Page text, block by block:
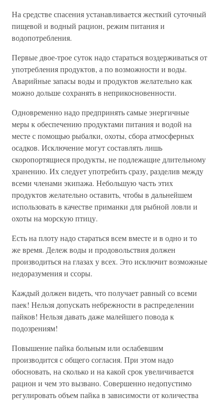
На средстве спасения устанавливается жесткий суточный
пищевой и водный рацион, режим питания и
водопотребления.
Первые двое-трое суток надо стараться воздерживаться от
употребления продуктов, а по возможности и воды.
Аварийные запасы воды и продуктов желательно как
можно дольше сохранять в неприкосновенности.
Одновременно надо предпринять самые энергичные
меры к обеспечению продуктами питания и водой на
месте с помощью рыбалки, охоты, сбора атмосферных
осадков. Исключение могут составлять лишь
скоропортящиеся продукты, не подлежащие длительному
хранению. Их следует употребить сразу, разделив между
всеми членами экипажа. Небольшую часть этих
продуктов желательно оставить, чтобы в дальнейшем
использовать в качестве приманки для рыбной ловли и
охоты на морскую птицу.
Есть на плоту надо стараться всем вместе и в одно и то
же время. Дележ воды и продовольствия должен
производиться на глазах у всех. Это исключит возможные
недоразумения и ссоры.
Каждый должен видеть, что получает равный со всеми
паек! Нельзя допускать небрежности в распределении
пайков! Нельзя давать даже малейшего повода к
подозрениям!
Повышение пайка больным или ослабевшим
производится с общего согласия. При этом надо
обосновать, на сколько и на какой срок увеличивается
рацион и чем это вызвано. Совершенно недопустимо
регулировать объем пайка в зависимости от количества